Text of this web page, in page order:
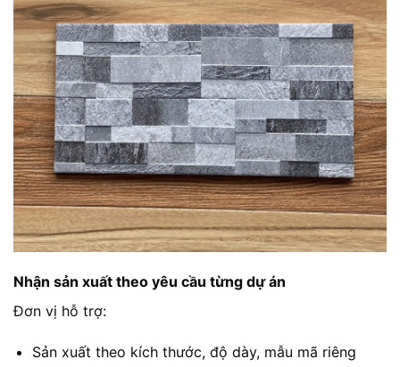
Nhận sản xuất theo yêu cầu từng dự án
Đơn vị hỗ trợ:
Sản xuất theo kích thước, độ dày, mẫu mã riêng